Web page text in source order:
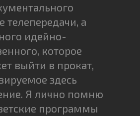
телепередачи, а
идейно-
которое
выйти в прокат,
здесь
Я лично помню
программы